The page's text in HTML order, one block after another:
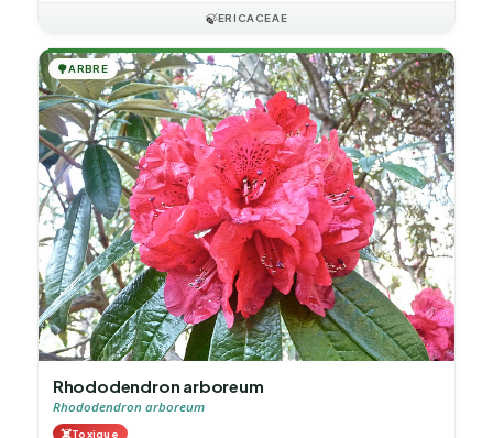
🍃ERICACEAE
🌳ARBRE
Rhododendron arboreum
Rhododendron arboreum
☠️Toxique